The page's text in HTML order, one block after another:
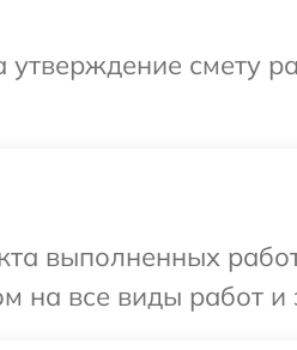
смету
выполненных
на все виды работ и